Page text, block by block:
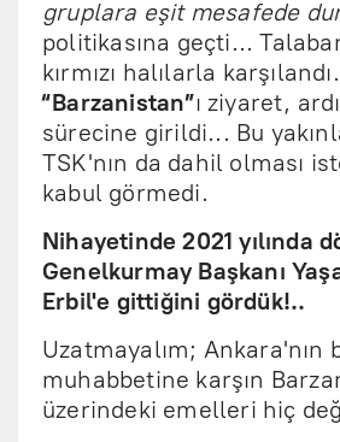
gruplara eşit mesafede
politikasına geçti...
kırmızı halılarla
“Barzanistan”ı ziyaret,
sürecine girildi... Bu
TSK'nın da dahil olması
kabul görmedi.
Nihayetinde 2021 yılında
Genelkurmay Başkanı
Erbil'e gittiğini gördük!..
Uzatmayalım; Ankara'nın
muhabbetine karşın
üzerindeki emelleri hiç